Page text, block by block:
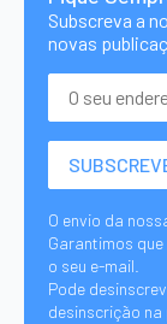
Subscreva a
novas
O envio da
Garantimos
o seu e-mail.
Pode
desinscrição na